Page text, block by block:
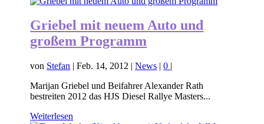
Griebel mit neuem Auto und
großem Programm
von Stefan |Feb. 14, 2012 |News |0 |
Marijan Griebel und Beifahrer Alexander Rath
bestreiten 2012 das HJS Diesel Rallye Masters...
Weiterlesen